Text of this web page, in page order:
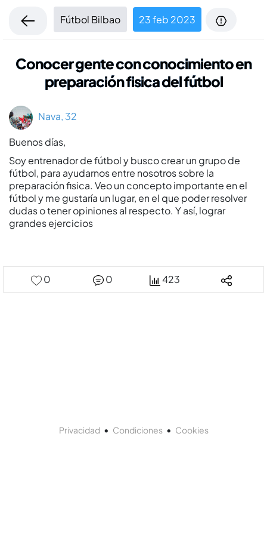
Fútbol Bilbao 23 feb 2023
Conocer gente con conocimiento en
preparación fisica del fútbol
Nava, 32
Buenos dí­as,
Soy entrenador de fútbol y busco crear un grupo de
fútbol, para ayudarnos entre nosotros sobre la
preparación fisica. Veo un concepto importante en el
fútbol y me gustarí­a un lugar, en el que poder resolver
dudas o tener opiniones al respecto. Y así­, lograr
grandes ejercicios
0 0 423
Privacidad• Condiciones• Cookies